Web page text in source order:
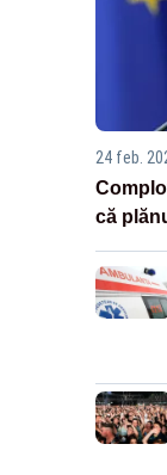
24 feb.
că